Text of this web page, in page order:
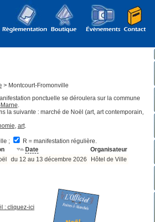
> Montcourt-Fromonville
ponctuelle se déroulera sur la commune
.
la suivante : marché de Noël (art, art contemporain,
, art.
;
R = manifestation régulière.
Date Organisateur
du 12 au 13 décembre 2026 Hôtel de Ville
: cliquez-ici